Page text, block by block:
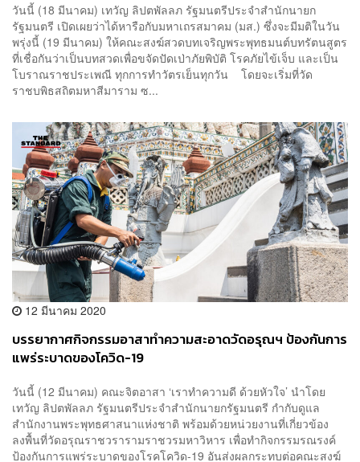
วันนี้ (18 มีนาคม) เทวัญ ลิปตพัลลภ รัฐมนตรีประจำสำนักนายก
รัฐมนตรี เปิดเผยว่าได้หารือกับมหาเถรสมาคม (มส.) ซึ่งจะมีมติในวัน
พรุ่งนี้ (19 มีนาคม) ให้คณะสงฆ์สวดบทเจริญพระพุทธมนต์บทรัตนสูตร
ที่เชื่อกันว่าเป็นบทสวดเพื่อขจัดปัดเป่าภัยพิบัติ โรคภัยไข้เจ็บ และเป็น
โบราณราชประเพณี ทุกการทำวัตรเย็นทุกวัน โดยจะเริ่มที่วัด
ราชบพิธสถิตมหาสีมาราม ซ...
12 มีนาคม 2020
บรรยากาศกิจกรรมอาสาทำความสะอาดวัดอรุณฯ ป้องกันการ
แพร่ระบาดของโควิด-19
วันนี้ (12 มีนาคม) คณะจิตอาสา ‘เราทำความดี ด้วยหัวใจ’ นำโดย
เทวัญ ลิปตพัลลภ รัฐมนตรีประจำสำนักนายกรัฐมนตรี กำกับดูแล
สำนักงานพระพุทธศาสนาแห่งชาติ พร้อมด้วยหน่วยงานที่เกี่ยวข้อง
ลงพื้นที่วัดอรุณราชวรารามราชวรมหาวิหาร เพื่อทำกิจกรรมรณรงค์
ป้องกันการแพร่ระบาดของโรคโควิด-19 อันส่งผลกระทบต่อคณะสงฆ์